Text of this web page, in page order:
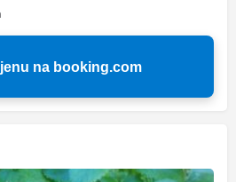
na booking.com